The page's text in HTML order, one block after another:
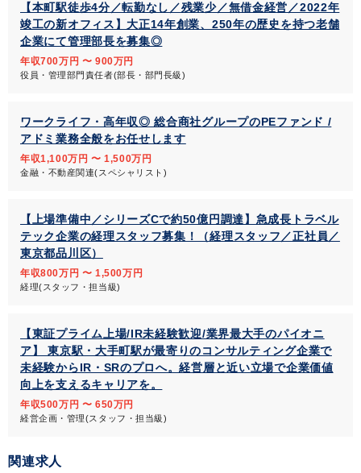
【本町駅徒歩4分／転勤なし／残業少／無借金経営／2022年
竣工の新オフィス】大正14年創業、250年の歴史を持つ老舗
企業にて管理部長を募集◎
年収700万円 〜 900万円
役員・管理部門責任者(部長・部門長級)
ワークライフ・高年収◎ 総合商社グループのPEファンド /
アドミ業務全般をお任せします
年収1,100万円 〜 1,500万円
金融・不動産関連(スペシャリスト)
【上場準備中／シリーズCで約50億円調達】急成長トラベル
テック企業の経理スタッフ募集！（経理スタッフ／正社員／
東京都品川区）
年収800万円 〜 1,500万円
経理(スタッフ・担当級)
【東証プライム上場/IR未経験歓迎/業界最大手のパイオニ
ア】 東京駅・大手町駅が最寄りのコンサルティング企業で
未経験からIR・SRのプロへ。経営層と近い立場で企業価値
向上を支えるキャリアを。
年収500万円 〜 650万円
経営企画・管理(スタッフ・担当級)
関連求人